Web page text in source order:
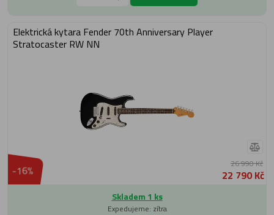
Elektrická kytara Fender 70th Anniversary Player
Stratocaster RW NN
-16% 26 990 Kč
22 790 Kč
Skladem 1 ks
Expedujeme: zítra